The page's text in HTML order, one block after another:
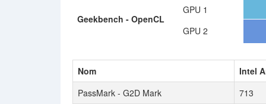
Geekbench - OpenCL
GPU 1
GPU 2
Nom
Intel
PassMark - G2D Mark
713